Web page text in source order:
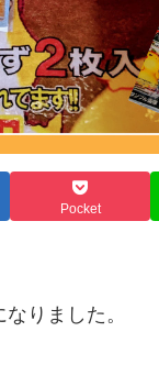
Pocket
りました。